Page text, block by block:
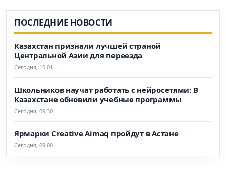
ПОСЛЕДНИЕ НОВОСТИ
Казахстан признали лучшей страной
Центральной Азии для переезда
Сегодня, 10:01
Школьников научат работать с нейросетями: В
Казахстане обновили учебные программы
Сегодня, 09:30
Ярмарки Creative Aimaq пройдут в Астане
Сегодня, 09:00